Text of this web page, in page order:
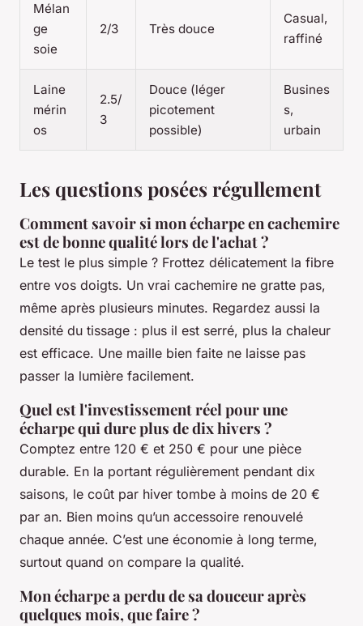
Mélan
ge
soie
2/3 Très douce
Casual,
raffiné
Laine
mérin
os
2.5/
3
Douce (léger
picotement
possible)
Busines
s,
urbain
Les questions posées régullement
Comment savoir si mon écharpe en cachemire
est de bonne qualité lors de l'achat ?
Le test le plus simple ? Frottez délicatement la fibre
entre vos doigts. Un vrai cachemire ne gratte pas,
même après plusieurs minutes. Regardez aussi la
densité du tissage : plus il est serré, plus la chaleur
est efficace. Une maille bien faite ne laisse pas
passer la lumière facilement.
Quel est l'investissement réel pour une
écharpe qui dure plus de dix hivers ?
Comptez entre 120 € et 250 € pour une pièce
durable. En la portant régulièrement pendant dix
saisons, le coût par hiver tombe à moins de 20 €
par an. Bien moins qu’un accessoire renouvelé
chaque année. C’est une économie à long terme,
surtout quand on compare la qualité.
Mon écharpe a perdu de sa douceur après
quelques mois, que faire ?